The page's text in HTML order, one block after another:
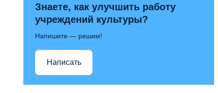
Знаете, как улучшить работу
учреждений культуры?
Напишите — решим!
Написать